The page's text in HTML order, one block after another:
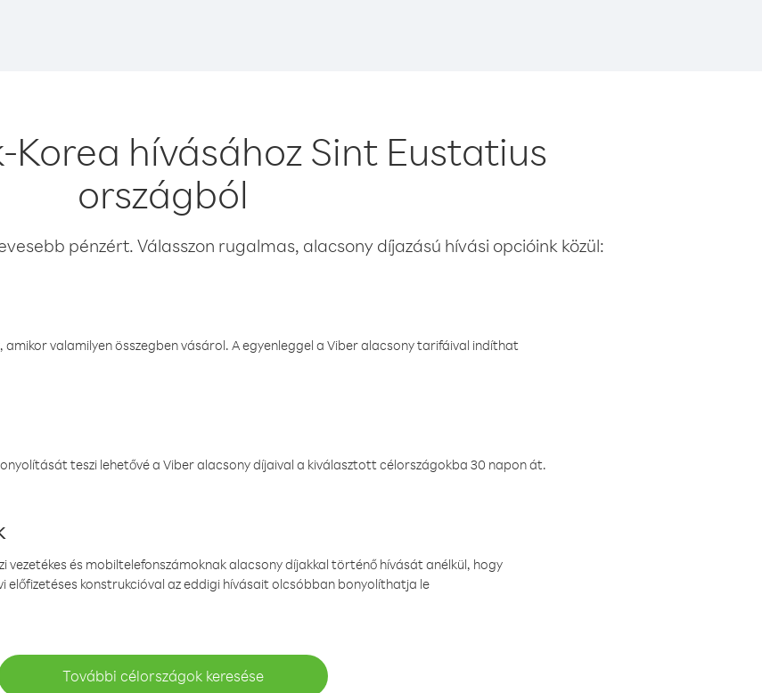
Korea hívásához Sint Eustatius
országból
pénzért. Válasszon rugalmas, alacsony díjazású hívási opcióink közül:
amikor valamilyen összegben vásárol. A egyenleggel a Viber alacsony tarifáival indíthat
teszi lehetővé a Viber alacsony díjaival a kiválasztott célországokba 30 napon át.
vezetékes és mobiltelefonszámoknak alacsony díjakkal történő hívását anélkül, hogy
előfizetéses konstrukcióval az eddigi hívásait olcsóbban bonyolíthatja le
További célországok keresése